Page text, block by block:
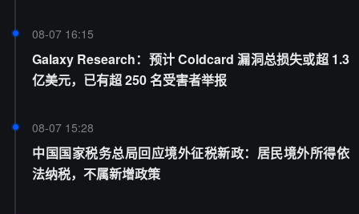
08-07 16:15
Galaxy Research：预计 Coldcard 漏洞总损失或超 1.3
亿美元，已有超 250 名受害者举报
08-07 15:28
中国国家税务总局回应境外征税新政：居民境外所得依
法纳税，不属新增政策